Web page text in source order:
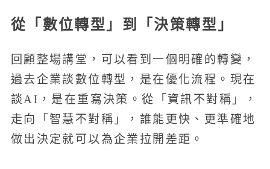
從「數位轉型」到「決策轉型」
回顧整場講堂，可以看到一個明確的轉變，
過去企業談數位轉型，是在優化流程。現在
談AI，是在重寫決策。從「資訊不對稱」，
走向「智慧不對稱」，誰能更快、更準確地
做出決定就可以為企業拉開差距。